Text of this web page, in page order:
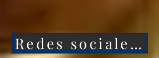
Unidos caerá aún más
Redes sociales 1